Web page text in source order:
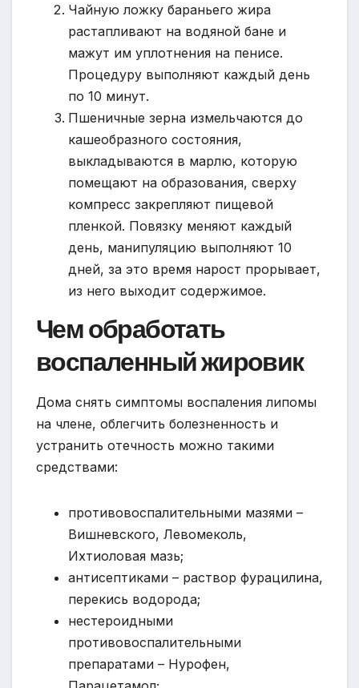
Чайную ложку бараньего жира
растапливают на водяной бане и
мажут им уплотнения на пенисе.
Процедуру выполняют каждый день
по 10 минут.
Пшеничные зерна измельчаются до
кашеобразного состояния,
выкладываются в марлю, которую
помещают на образования, сверху
компресс закрепляют пищевой
пленкой. Повязку меняют каждый
день, манипуляцию выполняют 10
дней, за это время нарост прорывает,
из него выходит содержимое.
Чем обработать
воспаленный жировик
Дома снять симптомы воспаления липомы
на члене, облегчить болезненность и
устранить отечность можно такими
средствами:
противовоспалительными мазями –
Вишневского, Левомеколь,
Ихтиоловая мазь;
антисептиками – раствор фурацилина,
перекись водорода;
нестероидными
противовоспалительными
препаратами – Нурофен,